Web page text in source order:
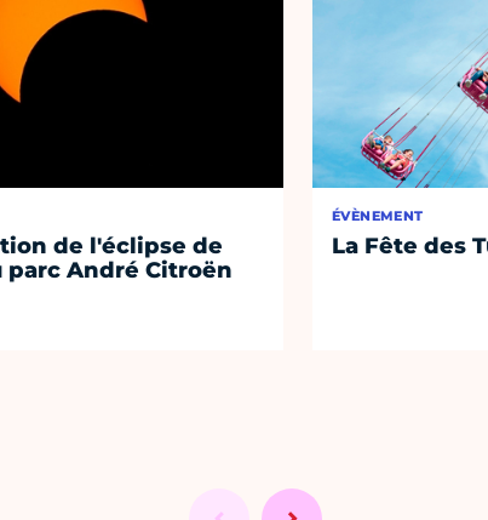
de l'éclipse de
parc André Citroën
ÉVÈNEMENT
La Fête des